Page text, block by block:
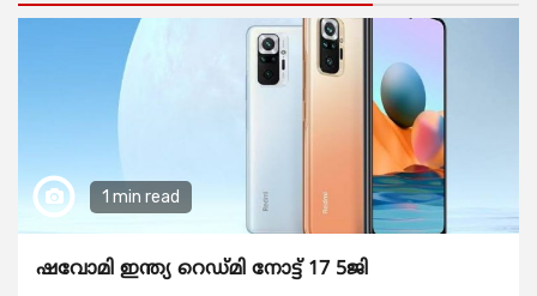
1 min read
ഷവോമി ഇന്ത്യ റെഡ്മി നോട്ട് 17 5ജി